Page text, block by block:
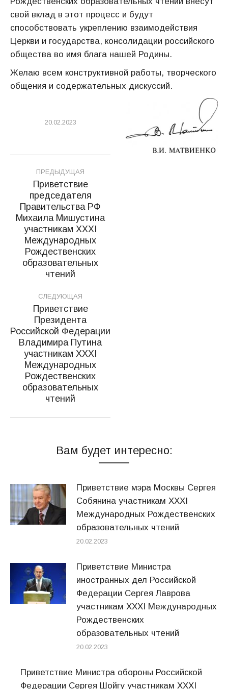
свой вклад в этот процесс и будут
способствовать укреплению взаимодействия
Церкви и государства, консолидации российского
общества во имя блага нашей Родины.
Желаю всем конструктивной работы, творческого
общения и содержательных дискуссий.
20.02.2023
Навигация
записям
ПРЕДЫДУЩАЯ
Предыдущая
запись:
Приветствие
председателя
Правительства РФ
Михаила Мишустина
участникам XXXI
Международных
Рождественских
образовательных
чтений
СЛЕДУЮЩАЯ
Следующая
запись:
Приветствие
Президента
Российской Федерации
Владимира Путина
участникам XXXI
Международных
Рождественских
образовательных
чтений
Вам будет интересно:
Приветствие мэра Москвы Сергея
Собянина участникам XXХI
Международных Рождественских
образовательных чтений
20.02.2023
Приветствие Министра
иностранных дел Российской
Федерации Сергея Лаврова
участникам XXXI Международных
Рождественских
образовательных чтений
20.02.2023
Приветствие Министра обороны Российской
Федерации Сергея Шойгу участникам XXXI